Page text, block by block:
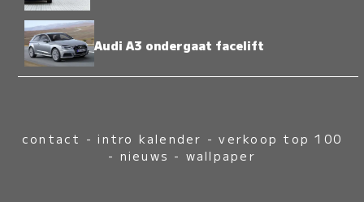
Audi A3 ondergaat facelift
contact -intro kalender -verkoop top 100
- nieuws - wallpaper